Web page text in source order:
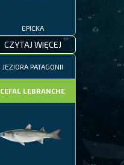
EPICKA
CZYTAJ WIĘCEJ
JEZIORA PATAGONII
CEFAL LEBRANCHE